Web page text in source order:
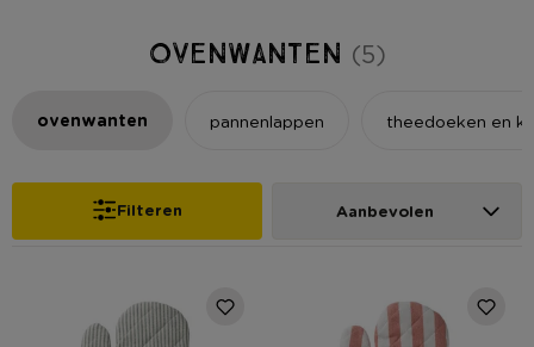
Ovenwanten (5)
ovenwanten pannenlappen theedoeken en
Filteren Aanbevolen